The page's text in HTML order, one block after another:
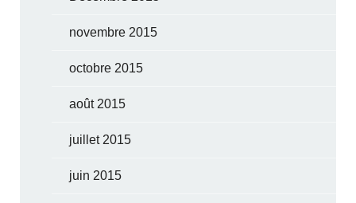
novembre 2015
octobre 2015
août 2015
juillet 2015
juin 2015